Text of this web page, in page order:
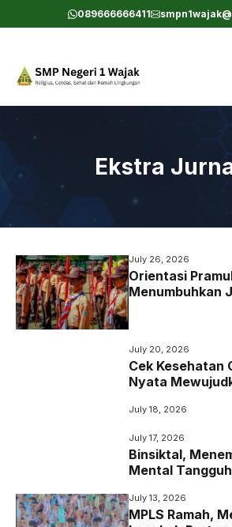
to
089666666411
Ekstra
July 26, 2026
Orientasi
Menumbuhkan
July 20, 2026
Cek Kesehatan
Nyata
July 18, 2026
July 17, 2026
Binsiktal,
Mental
July 13, 2026
MPLS Ramah,